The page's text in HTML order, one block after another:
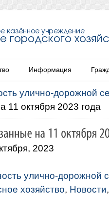
Информация
улично-дорожной
11 октября 2023 года
2023
улично-дорожной
хозяйство, Новости